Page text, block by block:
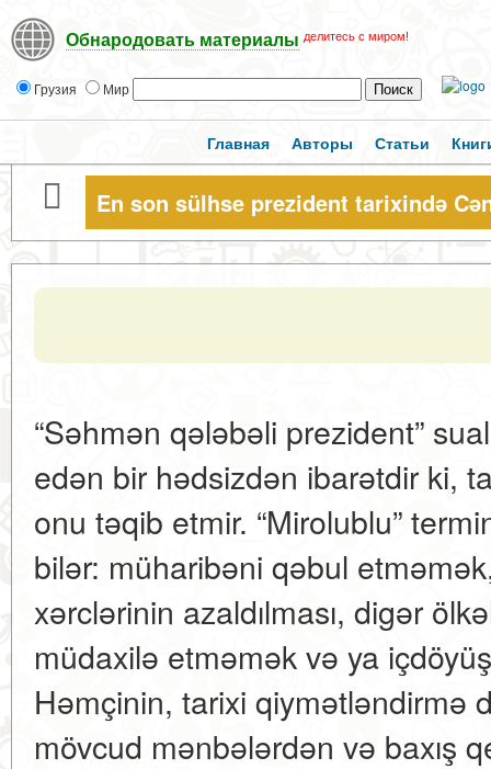
Обнародовать материалы делитесь с миром!
Грузия Мир
Главная Авторы Статьи
En son sülhse prezident tarixində
“Səhmən qələbəli prezident”
edən bir hədsizdən ibarətdir ki,
onu təqib etmir. “Mirolublu”
bilər: müharibəni qəbul
xərclərinin azaldılması, digər
müdaxilə etməmək və ya
Həmçinin, tarixi qiymətləndirmə
mövcud mənbələrdən və baxış